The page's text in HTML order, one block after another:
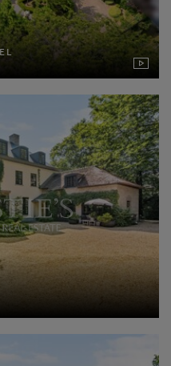
TE POPPEL
000
750 m²
000